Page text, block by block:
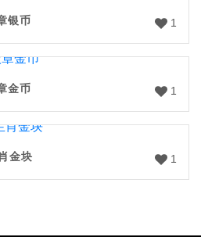
1
银币
1
金币
1
金块